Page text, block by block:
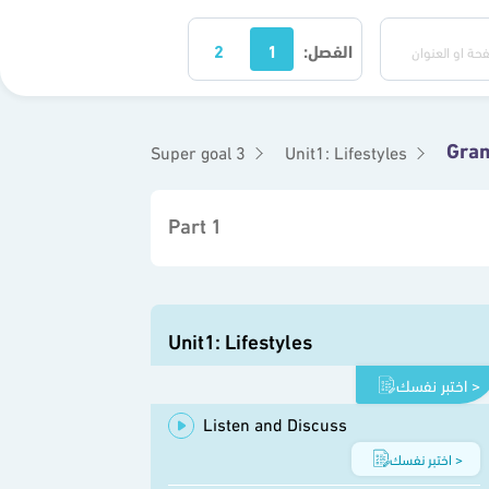
الفصل: 1
2
Super goal 3 Unit1: Lifestyles
Part 1
Unit1: Lifestyles
اختبر نفسك >
Listen and Discuss
اختبر نفسك >